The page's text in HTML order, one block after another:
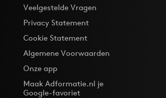
Veelgestelde Vragen
Privacy Statement
Cookie Statement
Algemene Voorwaarden
Onze app
Maak Adformatie.nl je
Google-favoriet